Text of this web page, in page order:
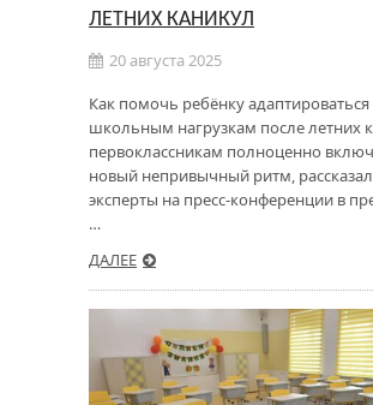
ЛЕТНИХ КАНИКУЛ
20 августа 2025
Как помочь ребёнку адаптироваться
школьным нагрузкам после летних
первоклассникам полноценно
новый непривычный ритм,
эксперты на пресс-конференции в
…
ДАЛЕЕ